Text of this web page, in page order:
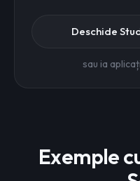
Deschide
sau ia
Exemple